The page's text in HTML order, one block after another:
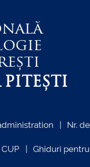
Nr.
Ghiduri pentru